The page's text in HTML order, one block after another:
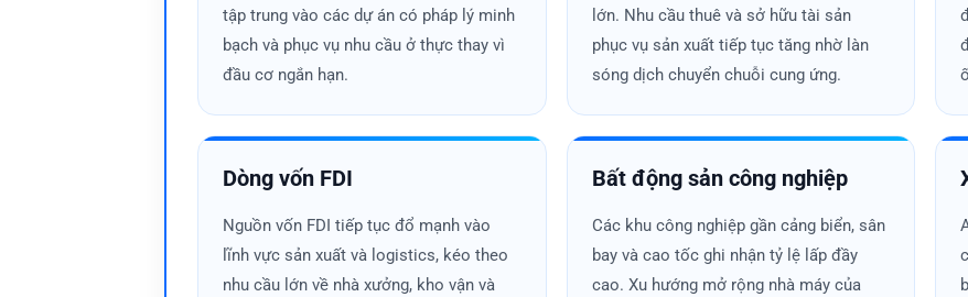
Dòng tiền dịch chuyển theo xu hướng đầu tư
Dòng tiền trong Bất Động Sản không đứng yên mà luôn tìm đến nơi có khả năng sinh lời tốt hơn.
thường chuyển sang vùng ven hoặc các tỉnh có hạ tầng phát triển. Nhà đầu tư nhạy bén thường
Thực tế trên thị trường cho thấy dòng tiền giai đoạn gần đây có xu hướng ưu tiên các khu vực có
Nhiều khu vực hưởng lợi từ các dự án hạ tầng như Vành Đai 3 TP.HCM, sân bay Long Thành hay
thu hút dòng tiền đầu tư nhờ khả năng kết nối liên vùng ngày càng hoàn thiện.
tập trung vào các dự án có pháp lý minh
bạch và phục vụ nhu cầu ở thực thay vì
đầu cơ ngắn hạn.
lớn. Nhu cầu thuê và sở hữu tài sản
phục vụ sản xuất tiếp tục tăng nhờ làn
sóng dịch chuyển chuỗi cung ứng.
Dòng vốn FDI
Nguồn vốn FDI tiếp tục đổ mạnh vào
lĩnh vực sản xuất và logistics, kéo theo
nhu cầu lớn về nhà xưởng, kho vận và
Bất động sản công nghiệp
Các khu công nghiệp gần cảng biển, sân
bay và cao tốc ghi nhận tỷ lệ lấp đầy
cao. Xu hướng mở rộng nhà máy của